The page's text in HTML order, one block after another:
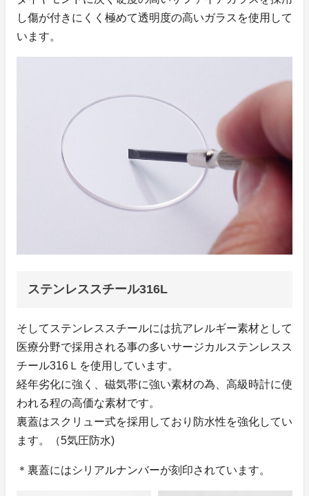
し傷が付きにくく極めて透明度の高いガラスを使用して
います。
ステンレススチール316L
そしてステンレススチールには抗アレルギー素材として
医療分野で採用される事の多いサージカルステンレスス
チール316Ｌを使用しています。
経年劣化に強く、磁気帯に強い素材の為、高級時計に使
われる程の高価な素材です。
裏蓋はスクリュー式を採用しており防水性を強化してい
ます。（5気圧防水)
＊裏蓋にはシリアルナンバーが刻印されています。